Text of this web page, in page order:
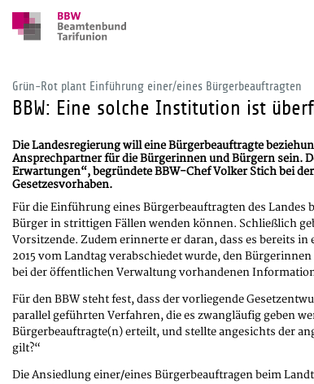
Grün-Rot plant Einführung einer/eines Bürgerbeauftragten
BBW: Eine solche Institution ist
Die Landesregierung will eine Bürgerbeauftragte
Ansprechpartner für die Bürgerinnen und Bürgern sein.
Erwartungen“, begründete BBW-Chef Volker Stich bei
Gesetzesvorhaben.
Für die Einführung eines Bürgerbeauftragten des
Bürger in strittigen Fällen wenden können. Schließlich
Vorsitzende. Zudem erinnerte er daran, dass es bereits
2015 vom Landtag verabschiedet wurde, den
bei der öffentlichen Verwaltung vorhandenen
Für den BBW steht fest, dass der vorliegende
parallel geführten Verfahren, die es zwangläufig geben
Bürgerbeauftragte(n) erteilt, und stellte angesichts der
gilt?“
Die Ansiedlung einer/eines Bürgerbeauftragen beim